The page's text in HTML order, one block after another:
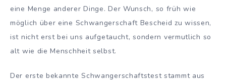
eine Menge anderer Dinge. Der Wunsch, so früh wie
möglich über eine Schwangerschaft Bescheid zu wissen,
ist nicht erst bei uns aufgetaucht, sondern vermutlich so
alt wie die Menschheit selbst.
Der erste bekannte Schwangerschaftstest stammt aus